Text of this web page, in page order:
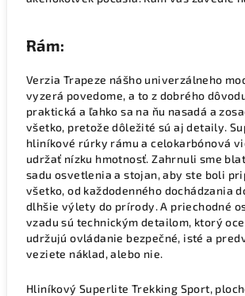
Rám:
Verzia Trapeze nášho univerzálneho
vyzerá povedome, a to z dobrého
praktická a ľahko sa na ňu nasadá a
všetko, pretože dôležité sú aj detaily.
hliníkové rúrky rámu a celokarbónová
udržať nízku hmotnosť. Zahrnuli sme
sadu osvetlenia a stojan, aby ste boli
všetko, od každodenného dochádzania
dlhšie výlety do prírody. A priechodné
vzadu sú technickým detailom, ktorý
udržujú ovládanie bezpečné, isté a
veziete náklad, alebo nie.
Hliníkový Superlite Trekking Sport,